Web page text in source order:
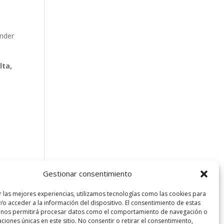
Gestionar consentimiento
las mejores experiencias, utilizamos tecnologías como las cookies para
o acceder a la información del dispositivo. El consentimiento de estas
permitirá procesar datos como el comportamiento de navegación o
únicas en este sitio. No consentir o retirar el consentimiento,